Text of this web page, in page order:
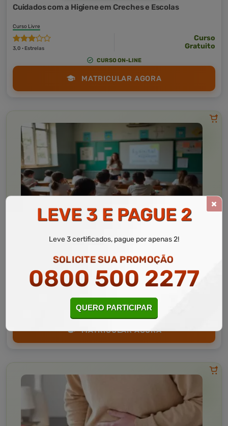
Cuidados com a Higiene em Creches e Escolas
Curso Livre
3,0 · Estrelas
Curso
Gratuito
CURSO ON-LINE
MATRICULAR AGORA
Educação 10 a 60 horas
Saúde, Higiene e Ambiente Escolar
Curso Livre
CURSO ON-LINE
MATRICULAR AGORA
LEVE 3 E PAGUE 2
Leve 3 certificados, pague por apenas 2!
SOLICITE SUA PROMOÇÃO
0800 500 2277
QUERO PARTICIPAR